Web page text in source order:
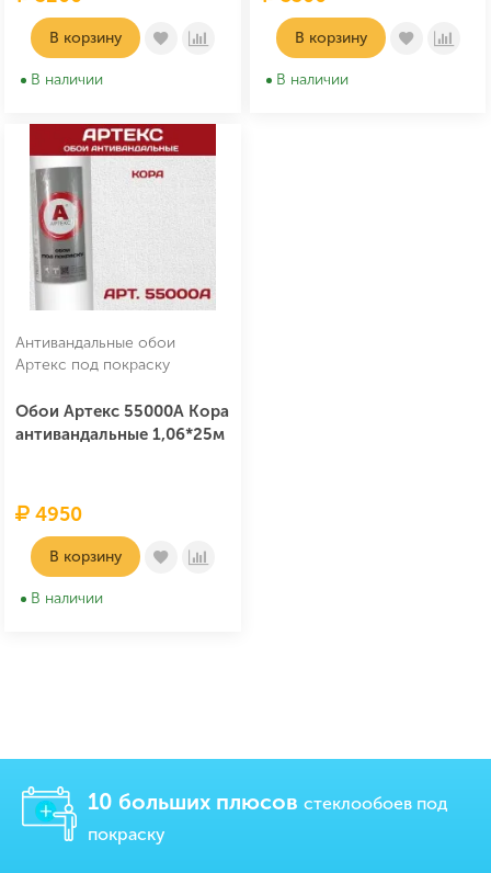
В корзину
В наличии
В корзину
В наличии
Антивандальные обои
Артекс под покраску
Обои Артекс 55000A Кора
антивандальные 1,06*25м
4950
В корзину
В наличии
10 больших плюсов стеклообоев под
покраску